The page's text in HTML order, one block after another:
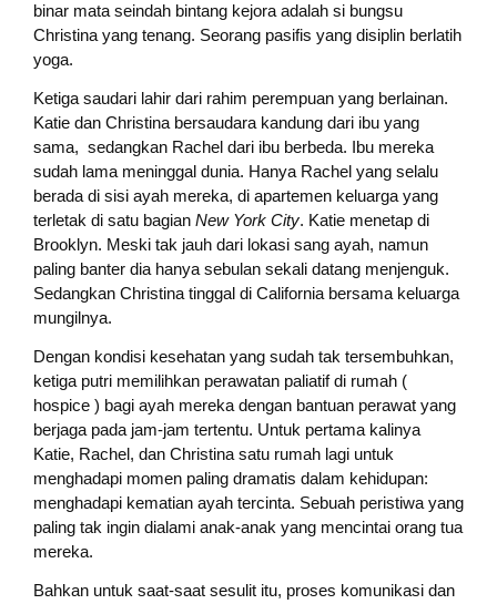
binar mata seindah bintang kejora adalah si bungsu
Christina yang tenang. Seorang pasifis yang disiplin berlatih
yoga.
Ketiga saudari lahir dari rahim perempuan yang berlainan.
Katie dan Christina bersaudara kandung dari ibu yang
sama, sedangkan Rachel dari ibu berbeda. Ibu mereka
sudah lama meninggal dunia. Hanya Rachel yang selalu
berada di sisi ayah mereka, di apartemen keluarga yang
terletak di satu bagian New York City. Katie menetap di
Brooklyn. Meski tak jauh dari lokasi sang ayah, namun
paling banter dia hanya sebulan sekali datang menjenguk.
Sedangkan Christina tinggal di California bersama keluarga
mungilnya.
Dengan kondisi kesehatan yang sudah tak tersembuhkan,
ketiga putri memilihkan perawatan paliatif di rumah (
hospice ) bagi ayah mereka dengan bantuan perawat yang
berjaga pada jam-jam tertentu. Untuk pertama kalinya
Katie, Rachel, dan Christina satu rumah lagi untuk
menghadapi momen paling dramatis dalam kehidupan:
menghadapi kematian ayah tercinta. Sebuah peristiwa yang
paling tak ingin dialami anak-anak yang mencintai orang tua
mereka.
Bahkan untuk saat-saat sesulit itu, proses komunikasi dan